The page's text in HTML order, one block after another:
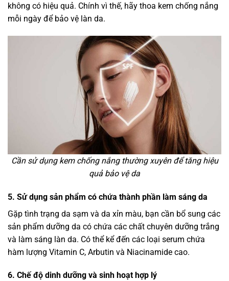
không có hiệu quả. Chính vì thế, hãy thoa kem chống nắng
mỗi ngày để bảo vệ làn da.
Cần sử dụng kem chống nắng thường xuyên để tăng hiệu
quả bảo vệ da
5. Sử dụng sản phẩm có chứa thành phần làm sáng da
Gặp tình trạng da sạm và da xỉn màu, bạn cần bổ sung các
sản phẩm dưỡng da có chứa các chất chuyên dưỡng trắng
và làm sáng làn da. Có thể kể đến các loại serum chứa
hàm lượng Vitamin C, Arbutin và Niacinamide cao.
6. Chế độ dinh dưỡng và sinh hoạt hợp lý